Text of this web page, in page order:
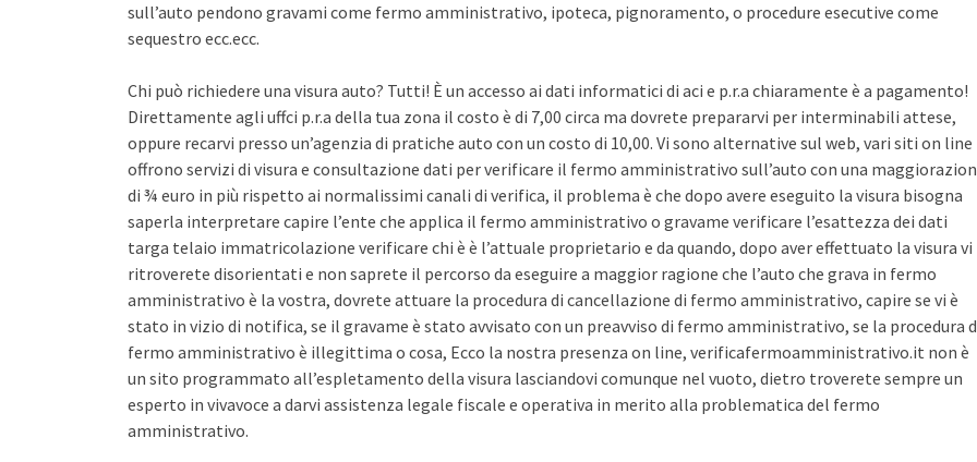
sull’auto pendono gravami come fermo amministrativo, ipoteca, pignoramento, o procedure esecutive come
sequestro ecc.ecc.
Chi può richiedere una visura auto? Tutti! È un accesso ai dati informatici di aci e p.r.a chiaramente è a pagamento!
Direttamente agli uffci p.r.a della tua zona il costo è di 7,00 circa ma dovrete prepararvi per interminabili attese,
oppure recarvi presso un’agenzia di pratiche auto con un costo di 10,00. Vi sono alternative sul web, vari siti on line
offrono servizi di visura e consultazione dati per verificare il fermo amministrativo sull’auto con una
di ¾ euro in più rispetto ai normalissimi canali di verifica, il problema è che dopo avere eseguito la visura bisogna
saperla interpretare capire l’ente che applica il fermo amministrativo o gravame verificare l’esattezza dei dati
targa telaio immatricolazione verificare chi è è l’attuale proprietario e da quando, dopo aver effettuato la visura vi
ritroverete disorientati e non saprete il percorso da eseguire a maggior ragione che l’auto che grava in fermo
amministrativo è la vostra, dovrete attuare la procedura di cancellazione di fermo amministrativo, capire se vi è
stato in vizio di notifica, se il gravame è stato avvisato con un preavviso di fermo amministrativo, se la procedura
fermo amministrativo è illegittima o cosa, Ecco la nostra presenza on line, verificafermoamministrativo.it non è
un sito programmato all’espletamento della visura lasciandovi comunque nel vuoto, dietro troverete sempre un
esperto in vivavoce a darvi assistenza legale fiscale e operativa in merito alla problematica del fermo
amministrativo.